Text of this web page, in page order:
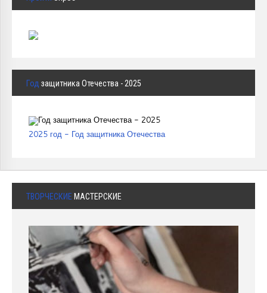
Год защитника Отечества - 2025
2025 год - Год защитника Отечества
ТВОРЧЕСКИЕ МАСТЕРСКИЕ